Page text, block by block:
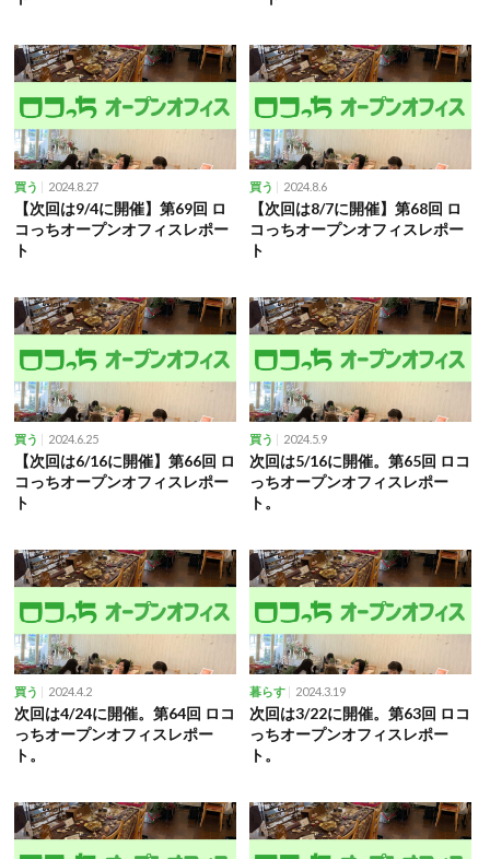
買う 2024.8.27
【次回は9/4に開催】第69回 ロ
コっちオープンオフィスレポー
ト
買う 2024.8.6
【次回は8/7に開催】第68回 ロ
コっちオープンオフィスレポー
ト
買う 2024.6.25
【次回は6/16に開催】第66回 ロ
コっちオープンオフィスレポー
ト
買う 2024.5.9
次回は5/16に開催。第65回 ロコ
っちオープンオフィスレポー
ト。
買う 2024.4.2
次回は4/24に開催。第64回 ロコ
っちオープンオフィスレポー
ト。
暮らす 2024.3.19
次回は3/22に開催。第63回 ロコ
っちオープンオフィスレポー
ト。